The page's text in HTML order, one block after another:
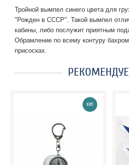
Тройной вымпел синего цвета для
"Рожден в СССР". Такой вымпел
кабины, либо послужит приятным
Обрамление по всему контуру
присосках.
ХИТ